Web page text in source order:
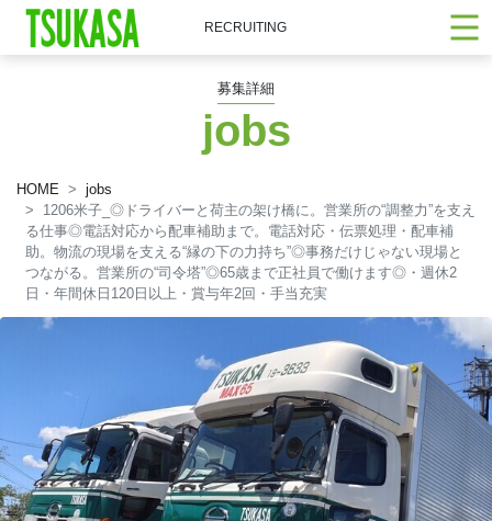
RECRUITING
募集詳細
jobs
HOME
jobs
1206米子_◎ドライバーと荷主の架け橋に。営業所の“調整力”を支え
る仕事◎電話対応から配車補助まで。電話対応・伝票処理・配車補
助。物流の現場を支える“縁の下の力持ち”◎事務だけじゃない現場と
つながる。営業所の“司令塔”◎65歳まで正社員で働けます◎・週休2
日・年間休日120日以上・賞与年2回・手当充実